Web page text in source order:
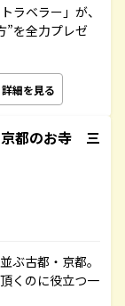
ラベラー」が、
”を全力プレゼ
詳細を見る
都のお寺 三
ぶ古都・京都。
くのに役立つ一